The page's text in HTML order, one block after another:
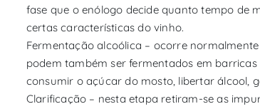
fase que o enólogo decide quanto tempo de
certas características do vinho.
Fermentação alcoólica – ocorre
podem também ser fermentados em
consumir o açúcar do mosto, libertar álcool,
Clarificação – nesta etapa retiram-se as